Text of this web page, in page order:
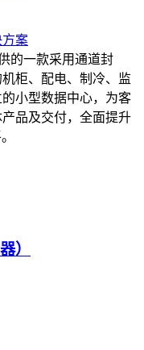
案
的一款采用通道封
柜、配电、制冷、监
小型数据中心，为客
品及交付，全面提升
）